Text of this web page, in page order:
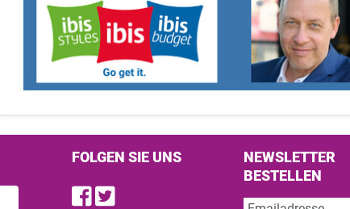
FOLGEN SIE UNS
Find us on Facebook
Follow us on Twitter
NEWSLETTER
BESTELLEN